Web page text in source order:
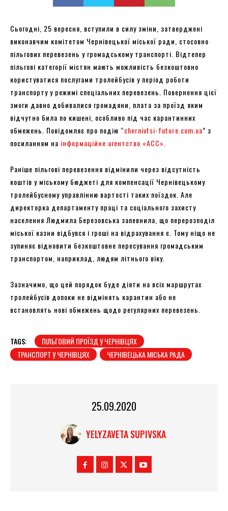
Сьогодні, 25 вересня, вступили в силу зміни, затверджені
виконавчим комітетом Чернівецької міської ради, стосовно
пільгових перевезень у громадському транспорті. Відтепер
пільгові категорії містян мають можливість безкоштовно
користуватися послугами тролейбусів у період роботи
транспорту у режимі спеціальних перевезень. Повернення цієї
змоги давно добивалися громадяни, плата за проїзд яким
відчутно била по кишені, особливо під час карантинних
обмежень. Повідомляє про подію “chernivtsi-future.com.ua” з
посиланням на інформаційне агентство «АСС».
Раніше пільгові перевезення відмінили через відсутність
коштів у міському бюджеті для компенсації Чернівецькому
тролейбусному управлінню вартості таких поїздок. Але
директорка департаменту праці та соціального захисту
населення Людмила Березовська запевнила, що перерозподіл
міської казни відбувся і гроші на відрахування є. Тому ніщо не
зупиняє відновити безкоштовне пересування громадським
транспортом, наприклад, людям літнього віку.
Зазначимо, що цей порядок буде діяти на всіх маршрутах
тролейбусів допоки не відмінять карантин або не
встановлять нові обмежень щодо регулярних перевезень.
TAGS:
ПІЛЬГОВИЙ ПРОЇЗД У ЧЕРНІВЦЯХ
ТРАНСПОРТ У ЧЕРНІВЦЯХ
ЧЕРНІВЕЦЬКА МІСЬКА РАДА
25.09.2020
YELYZAVETA SUPIVSKA